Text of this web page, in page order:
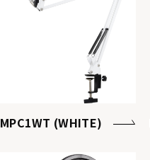
MPC1WT (WHITE)